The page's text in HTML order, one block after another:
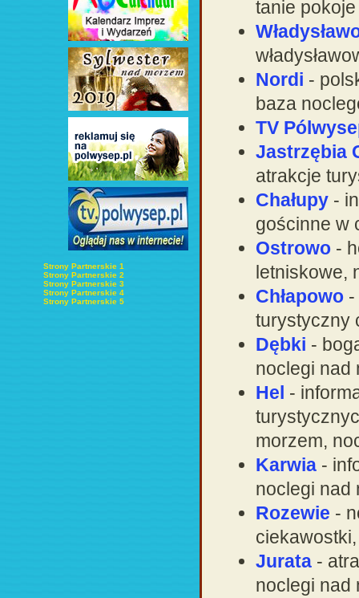
Strony Partnerskie 1
Strony Partnerskie 2
Strony Partnerskie 3
Strony Partnerskie 4
Strony Partnerskie 5
tanie
Nordi -
baza
TV
Jastrzębia
atrakcje
Chałupy -
gościnne w
Ostrowo -
letniskowe,
Chłapowo
turystyczny
Dębki -
noclegi nad
Hel -
morzem,
Karwia -
noclegi nad
Rozewie -
Jurata -
noclegi nad